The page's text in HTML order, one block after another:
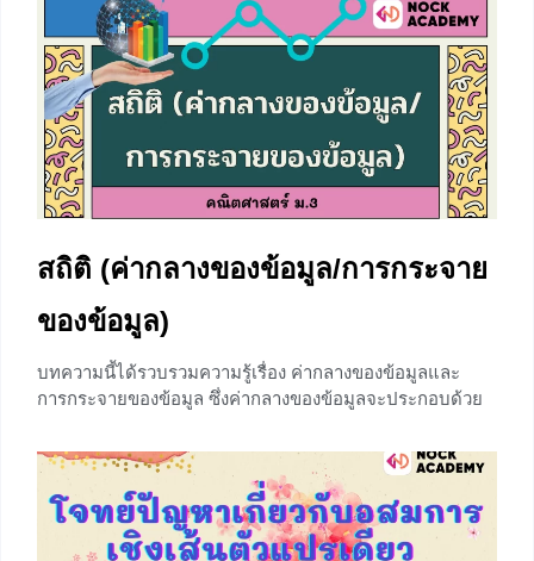
ข้อมูล) ⇐⇐ เส้นโค้งของความถี่ จะมีอยู่ 3 แบบ คือ เส้นโค้ง
ปกติ เส้นโค้งเบ้ขวา และเส้นโค้งเบ้ซ้าย ซึ่งจะมีความสัมพันธ์
กับค่ากลางของข้อมูล ได้แก่ ค่าเฉลี่ยเลขคณิต (μ) มัธยฐาน
(Med) และฐานนิยม
สถิติ (ค่ากลางของข้อมูล/การกระจาย
ของข้อมูล)
บทความนี้ได้รวบรวมความรู้เรื่อง ค่ากลางของข้อมูลและ
การกระจายของข้อมูล ซึ่งค่ากลางของข้อมูลจะประกอบด้วย
จายของข้อมูลจะศึกษาในเรื่องการหาส่วนเบี่ยงเบนมาตรฐาน
ซึ่งน้องๆสามารถทบทวน การนำเสนอข้อมูลในรูปตาราง
แจกแจงความถี่ ได้ที่ ⇒⇒ การนำเสนอข้อมูลในรูปตาราง
แจกแจงความถี่ ⇐⇐ หมายเหตุ ค่าเฉลี่ยในทางคณิตศาสตร์มี
หลายชนิด แต่ที่นิยมใช้คือค่าเฉลี่ยเลขคณิต การวัดค่ากลาง